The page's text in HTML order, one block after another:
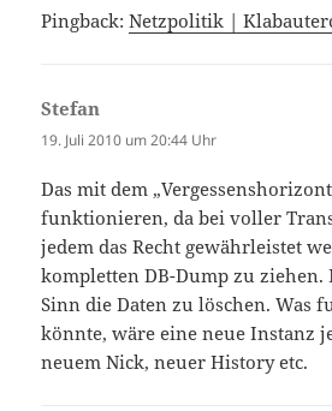
Pingback:Netzpolitik |
Stefan
19. Juli 2010 um 20:44 Uhr
Das mit dem
funktionieren, da bei voller
jedem das Recht gewährleistet
kompletten DB-Dump zu ziehen.
Sinn die Daten zu löschen. Was
könnte, wäre eine neue Instanz
neuem Nick, neuer History etc.